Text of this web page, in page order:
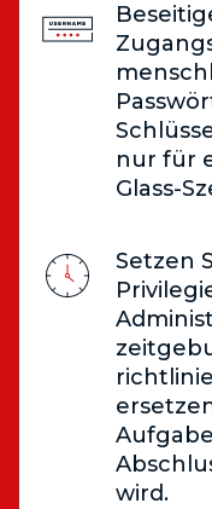
nur für
Glass-
Setzen
wird.